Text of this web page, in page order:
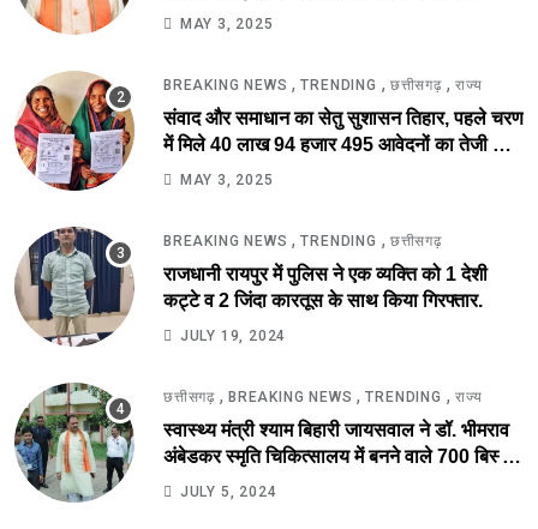
सरलीकरण कर 10 दिन का काम अब 10 मिनट में..
MAY 3, 2025
BREAKING NEWS ,TRENDING , छत्तीसगढ़, राज्य
संवाद और समाधान का सेतु सुशासन तिहार, पहले चरण
में मिले 40 लाख 94 हजार 495 आवेदनों का तेजी से
निराकरण की ओर.
MAY 3, 2025
BREAKING NEWS ,TRENDING , छत्तीसगढ़
राजधानी रायपुर में पुलिस ने एक व्यक्ति को 1 देशी
कट्टे व 2 जिंदा कारतूस के साथ किया गिरफ्तार.
JULY 19, 2024
छत्तीसगढ़ , BREAKING NEWS ,TRENDING , राज्य
स्वास्थ्य मंत्री श्याम बिहारी जायसवाल ने डॉ. भीमराव
अंबेडकर स्मृति चिकित्सालय में बनने वाले 700 बिस्तर
अस्पताल का किया स्थल निरीक्षण.
JULY 5, 2024